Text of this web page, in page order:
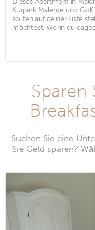
Kurpark Malente und
sollten auf deiner Liste
möchtest. Wenn du
Sparen
Suchen Sie eine
Sie Geld sparen?